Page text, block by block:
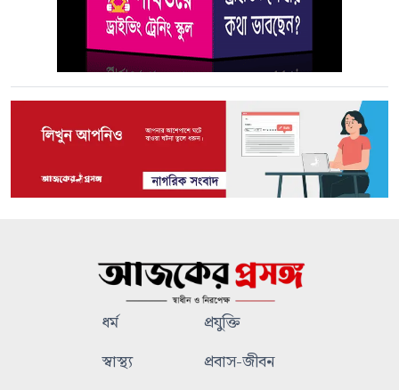
ধর্ম
প্রযুক্তি
স্বাস্থ্য
প্রবাস-জীবন